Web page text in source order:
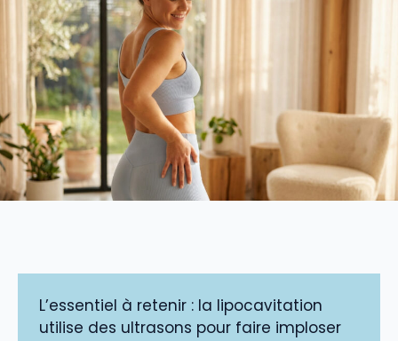
L’essentiel à retenir : la lipocavitation
utilise des ultrasons pour faire imploser